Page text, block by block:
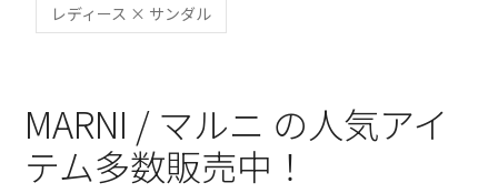
レディース × サンダル
MARNI / マルニ の人気アイ
テム多数販売中！